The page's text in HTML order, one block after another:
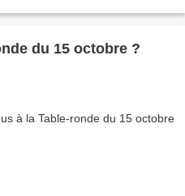
du 15 octobre ?